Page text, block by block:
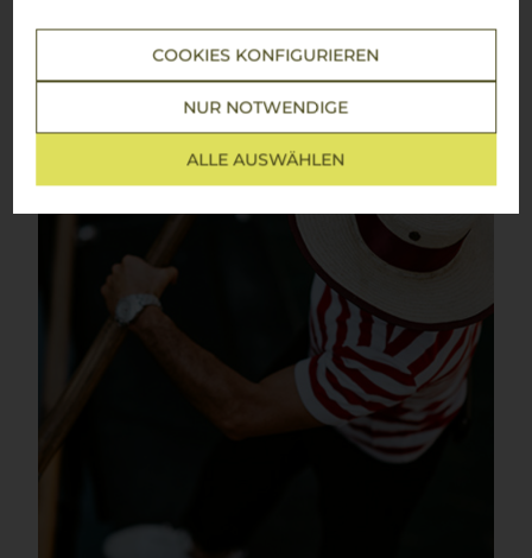
COOKIES KONFIGURIEREN
NUR NOTWENDIGE
ALLE AUSWÄHLEN
Mehr Weine aus Prosecco